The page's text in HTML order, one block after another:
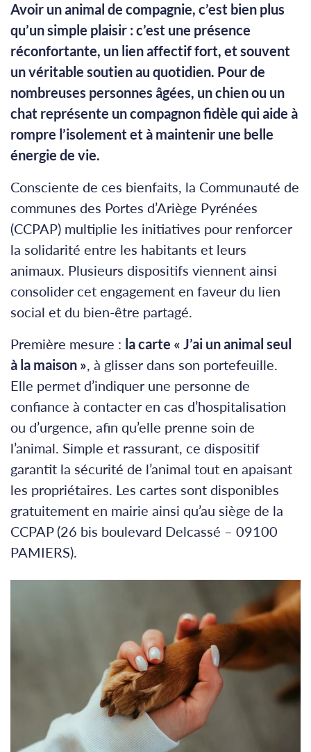
Avoir un animal de compagnie, c’est bien plus
qu’un simple plaisir : c’est une présence
réconfortante, un lien affectif fort, et souvent
un véritable soutien au quotidien. Pour de
nombreuses personnes âgées, un chien ou un
chat représente un compagnon fidèle qui aide à
rompre l’isolement et à maintenir une belle
énergie de vie.
Consciente de ces bienfaits, la Communauté de
communes des Portes d’Ariège Pyrénées
(CCPAP) multiplie les initiatives pour renforcer
la solidarité entre les habitants et leurs
animaux. Plusieurs dispositifs viennent ainsi
consolider cet engagement en faveur du lien
social et du bien-être partagé.
Première mesure : la carte « J’ai un animal seul
à la maison », à glisser dans son portefeuille.
Elle permet d’indiquer une personne de
confiance à contacter en cas d’hospitalisation
ou d’urgence, afin qu’elle prenne soin de
l’animal. Simple et rassurant, ce dispositif
garantit la sécurité de l’animal tout en apaisant
les propriétaires. Les cartes sont disponibles
gratuitement en mairie ainsi qu’au siège de la
CCPAP (26 bis boulevard Delcassé – 09100
PAMIERS).